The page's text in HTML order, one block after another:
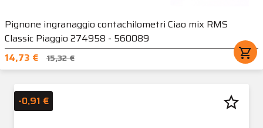
Pignone ingranaggio contachilometri Ciao mix RMS
Classic Piaggio 274958 - 560089
14,73 €
15,32 € shopping_cart
-0,91 € star_border